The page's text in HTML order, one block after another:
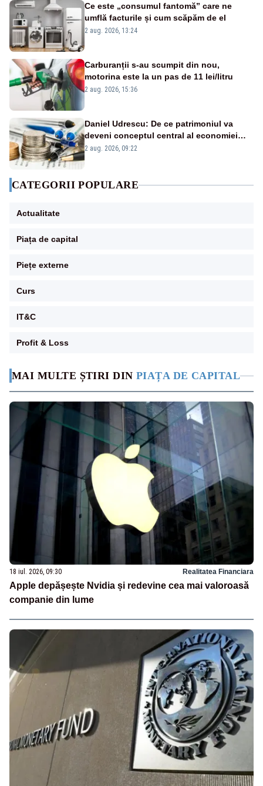
MAI MULTE ȘTIRI DIN PIAȚA DE CAPITAL
18 iul. 2026, 09:30 Realitatea Financiara
Apple depășește Nvidia și redevine cea mai valoroasă
companie din lume
Ce este „consumul fantomă” care ne
umflă facturile și cum scăpăm de el
2 aug. 2026, 13:24
Carburanții s-au scumpit din nou,
motorina este la un pas de 11 lei/litru
2 aug. 2026, 15:36
Daniel Udrescu: De ce patrimoniul va
deveni conceptul central al economiei
viitoare?
2 aug. 2026, 09:22
CATEGORII POPULARE
Actualitate
Piața de capital
Piețe externe
Curs
IT&C
Profit & Loss